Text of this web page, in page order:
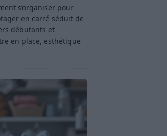
s’organiser pour
en carré séduit de
débutants et
en place, esthétique